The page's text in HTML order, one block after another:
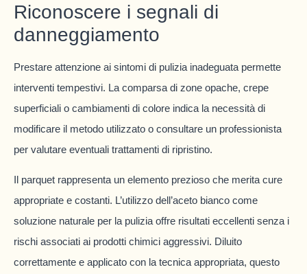
Riconoscere i segnali di
danneggiamento
Prestare attenzione ai sintomi di pulizia inadeguata permette
interventi tempestivi. La comparsa di zone opache, crepe
superficiali o cambiamenti di colore indica la necessità di
modificare il metodo utilizzato o consultare un professionista
per valutare eventuali trattamenti di ripristino.
Il parquet rappresenta un elemento prezioso che merita cure
appropriate e costanti. L’utilizzo dell’aceto bianco come
soluzione naturale per la pulizia offre risultati eccellenti senza i
rischi associati ai prodotti chimici aggressivi. Diluito
correttamente e applicato con la tecnica appropriata, questo